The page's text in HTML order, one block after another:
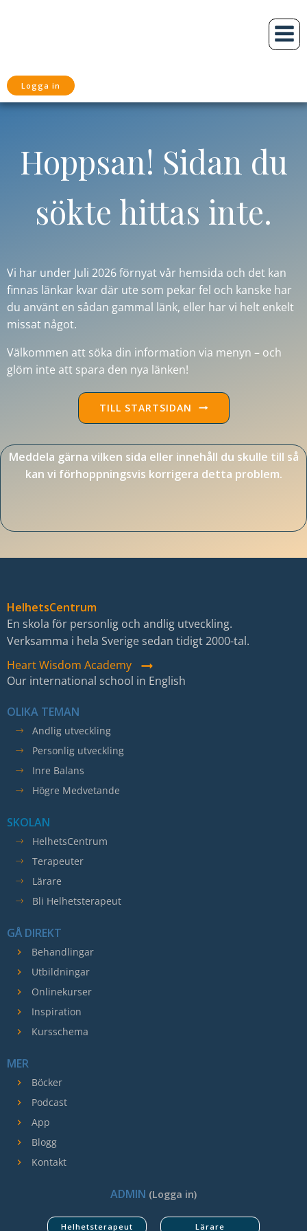
Logga in
Hoppsan! Sidan du
sökte hittas inte.
Vi har under Juli 2026 förnyat vår hemsida och det kan
finnas länkar kvar där ute som pekar fel och kanske har
du använt en sådan gammal länk, eller har vi helt enkelt
missat något.
Välkommen att söka din information via menyn – och
glöm inte att spara den nya länken!
TILL STARTSIDAN
Meddela gärna vilken sida eller innehåll du skulle till så
kan vi förhoppningsvis korrigera detta problem.
HelhetsCentrum
En skola för personlig och andlig utveckling.
Verksamma i hela Sverige sedan tidigt 2000-tal.
Heart Wisdom Academy
Our international school in English
OLIKA TEMAN
Andlig utveckling
Personlig utveckling
Inre Balans
Högre Medvetande
SKOLAN
HelhetsCentrum
Terapeuter
Lärare
Bli Helhetsterapeut
GÅ DIREKT
Behandlingar
Utbildningar
Onlinekurser
Inspiration
Kursschema
MER
Böcker
Podcast
App
Blogg
Kontakt
ADMIN (Logga in)
Helhetsterapeut Lärare
går inte att
behövs för
taget ska
fungera.
Statistik
För att vi ska
förbättra
hemsidans
funktionalitet
och
uppbyggnad,
hur
hemsidan
Upplevelse
hemsida ska
prestera så
bra som
under ditt
besök. Om
du nekar de
viss
funktionalitet
från
hemsidan.
Genom att dela